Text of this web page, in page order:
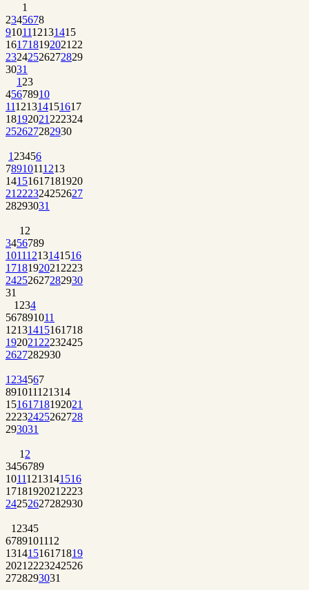
1
2345678
9101112131415
161718192021 22
23242526272829
3031
1 23
45678910
11121314151617
18192021 222324
252627282930
1 23456
78910111213
14151617181920
21 222324252627
28293031
1 2
3456789
10111213141516
1718192021 2223
24252627282930
31
1 234
567891011
12131415161718
192021 22232425
2627282930
1 234567
891011121314
15161718192021
22232425262728
293031
1 2
3456789
10111213141516
1718192021 2223
24252627282930
1 2345
6789101112
13141516171819
2021 2223242526
2728293031